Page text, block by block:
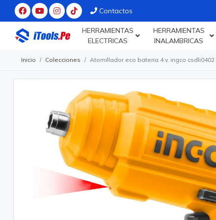
Contactos
HERRAMIENTAS
ELECTRICAS
HERRAMIENTAS
INALAMBRICAS
Inicio Colecciones Atornillador eco bateria 4 v. ingco csdli0402